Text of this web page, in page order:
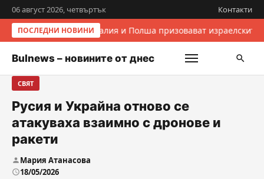
06 август 2026, четвъртък Контакти
ПОСЛЕДНИ НОВИНИИталия и Полша призовават
Bulnews – новините от днес
СВЯТ
Русия и Украйна отново се
атакуваха взаимно с дронове и
ракети
Мария Атанасова
18/05/2026